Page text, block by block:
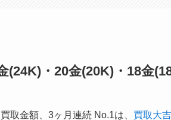
(24K)・20金(20K)・18金
取金額、3ヶ月連続 No.1は、 買取大吉